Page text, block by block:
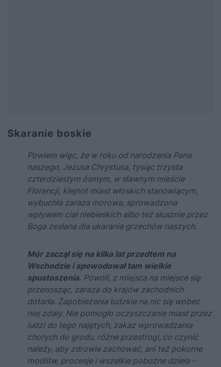
Skaranie boskie
Powiem więc, że w roku od narodzenia Pana
naszego, Jezusa Chrystusa, tysiąc trzysta
czterdziestym ósmym, w sławnym mieście
Florencji, klejnot miast włoskich stanowiącym,
wybuchła zaraza morowa, sprowadzona
wpływem ciał niebieskich albo też słusznie przez
Boga zesłana dla ukarania grzechów naszych.
Mór zaczął się na kilka lat przedtem na
Wschodzie i spowodował tam wielkie
spustoszenia. Powoli, z miejsca na miejsce się
przenosząc, zaraza do krajów zachodnich
dotarła. Zapobieżenia ludzkie na nic się wobec
niej zdały. Nie pomogło oczyszczanie miast przez
ludzi do tego najętych, zakaz wprowadzania
chorych do grodu, różne przestrogi, co czynić
należy, aby zdrowie zachować, ani też pokorne
modlitw, procesje i wszelkie pobożne dzieła –